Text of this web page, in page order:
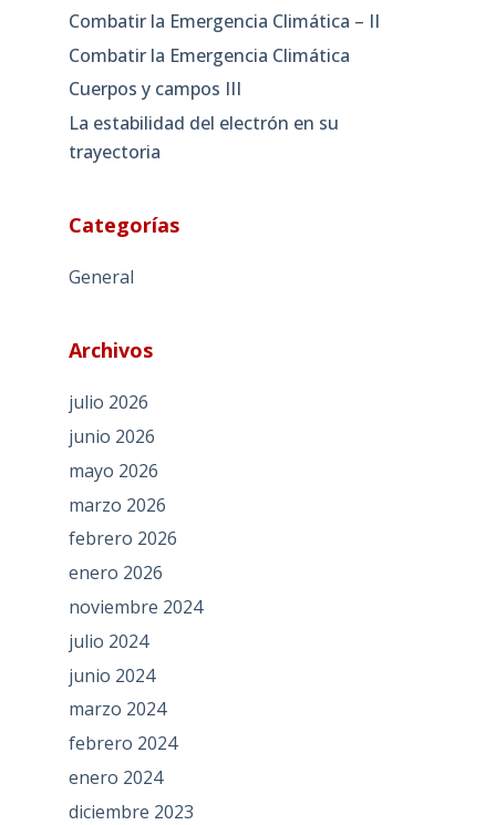
Combatir la Emergencia Climática – II
Combatir la Emergencia Climática
Cuerpos y campos III
La estabilidad del electrón en su
trayectoria
Categorías
General
Archivos
julio 2026
junio 2026
mayo 2026
marzo 2026
febrero 2026
enero 2026
noviembre 2024
julio 2024
junio 2024
marzo 2024
febrero 2024
enero 2024
diciembre 2023